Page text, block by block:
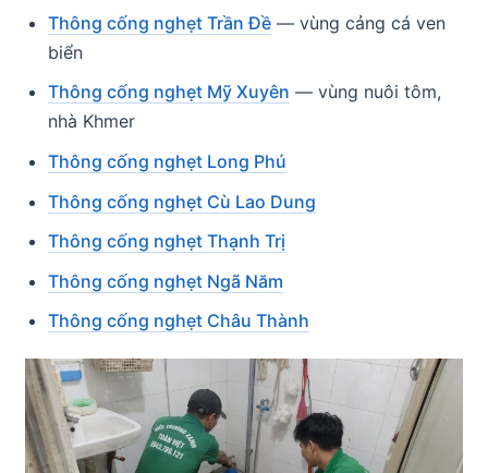
Thông cống nghẹt Trần Đề— vùng cảng cá ven
biển
Thông cống nghẹt Mỹ Xuyên — vùng nuôi tôm,
nhà Khmer
Thông cống nghẹt Long Phú
Thông cống nghẹt Cù Lao Dung
Thông cống nghẹt Thạnh Trị
Thông cống nghẹt Ngã Năm
Thông cống nghẹt Châu Thành